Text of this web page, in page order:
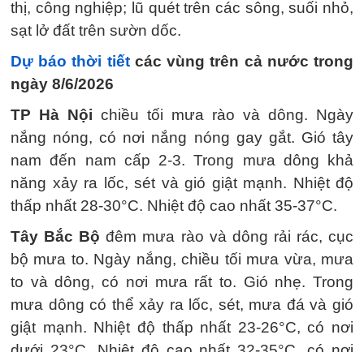
thị, công nghiệp; lũ quét trên các sông, suối nhỏ,
sạt lở đất trên sườn dốc.
Dự báo thời tiếtcác vùng trên cả nước trong
ngày 8/6/2026
TP Hà Nội chiều tối mưa rào và dông. Ngày
nắng nóng, có nơi nắng nóng gay gắt. Gió tây
nam đến nam cấp 2-3. Trong mưa dông khả
năng xảy ra lốc, sét và gió giật mạnh. Nhiệt độ
thấp nhất 28-30°C. Nhiệt độ cao nhất 35-37°C.
Tây Bắc Bộ đêm mưa rào và dông rải rác, cục
bộ mưa to. Ngày nắng, chiều tối mưa vừa, mưa
to và dông, có nơi mưa rất to. Gió nhẹ. Trong
mưa dông có thể xảy ra lốc, sét, mưa đá và gió
giật mạnh. Nhiệt độ thấp nhất 23-26°C, có nơi